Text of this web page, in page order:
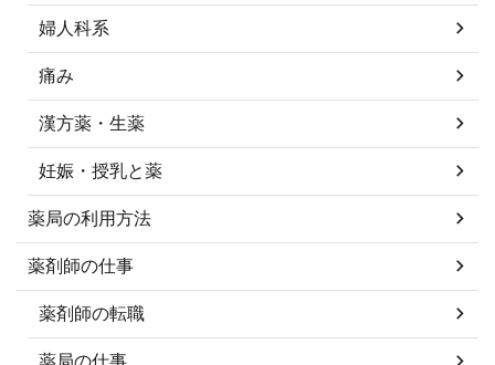
婦人科系
痛み
漢方薬・生薬
妊娠・授乳と薬
薬局の利用方法
薬剤師の仕事
薬剤師の転職
薬局の仕事